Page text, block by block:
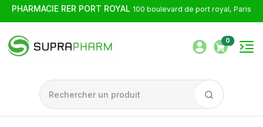
PHARMACIE RER PORT ROYAL 100 boulevard de port royal, Paris
0